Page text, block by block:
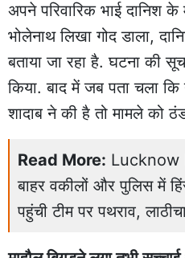
अपने परिवारिक भाई दानिश
भोलेनाथ लिखा गोद डाला,
बताया जा रहा है. घटना की
किया. बाद में जब पता चला
शादाब ने की है तो मामले को
Read More: Lucknow
बाहर वकीलों और पुलिस में
पहुंची टीम पर पथराव,